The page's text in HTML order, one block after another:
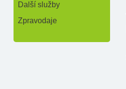
Další služby
Zpravodaje